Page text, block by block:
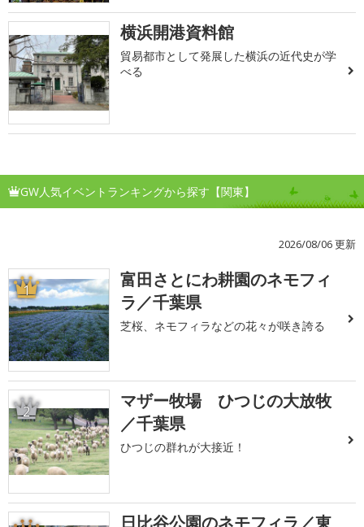
横浜開港資料館
貿易都市として発展した横浜の近代史が学
べる
GW人気イベントランキングから探す【関東】
2026/08/06 更新
1
富田さとにわ耕園のネモフィ
ラ／千葉県
芝桜、ネモフィラなどの花々が咲き誇る
2
マザー牧場 ひつじの大放牧
／千葉県
ひつじの群れが大接近！
日比谷公園のネモフィラ／東